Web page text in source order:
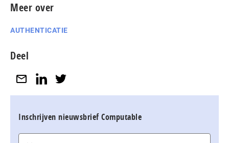
Meer over
AUTHENTICATIE
Deel
Inschrijven nieuwsbrief Computable